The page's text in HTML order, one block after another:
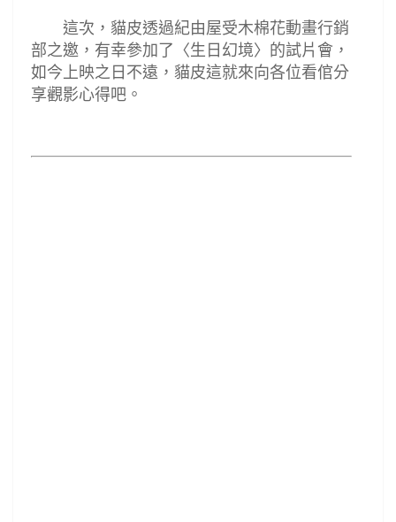
這次，貓皮透過紀由屋受木棉花動畫行銷
部之邀，有幸參加了〈生日幻境〉的試片會，
如今上映之日不遠，貓皮這就來向各位看倌分
享觀影心得吧。